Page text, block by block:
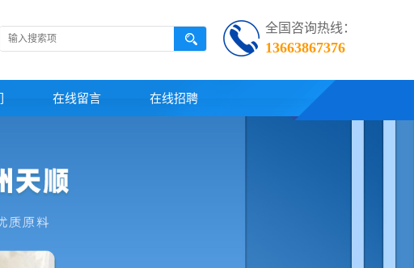
全国咨询热线：
13663867376
在线留言 在线招聘